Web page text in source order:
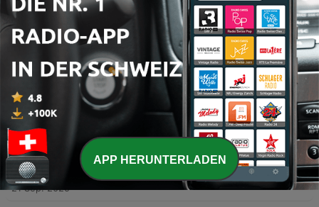
17 Jun. 2026
66 - اپیزود ویژه - وقتی پرسش‌ها زنده شدند!
65 - اپیزود پانزدهم | ما و فرازمینی‌ها
23 Nov. 2025
اپیزود چهاردهم | انرژی و فرکانس
02 Nov. 2025
63 - اپیزود سیزدهم | قسمت نبود
21 Sep. 2025
APP HERUNTERLADEN